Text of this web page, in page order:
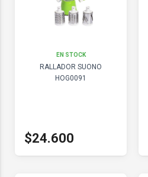
EN STOCK
RALLADOR SUONO
HOG0091
$24.600